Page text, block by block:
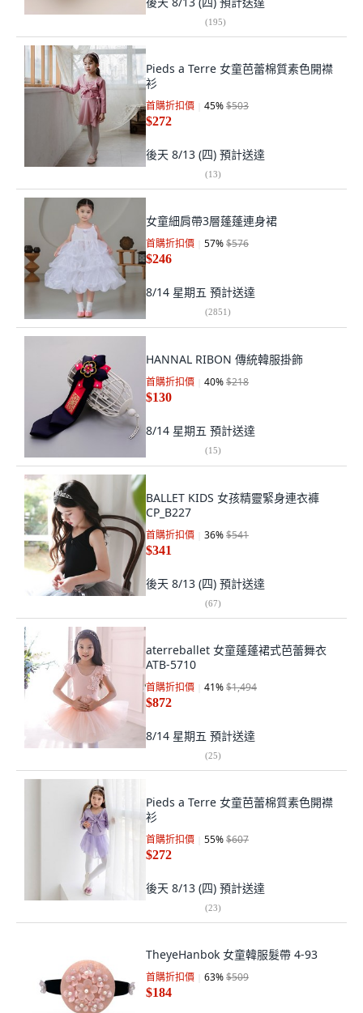
(195)
Pieds a Terre 女童芭蕾棉質素色開襟
衫
首購折扣價 45%$503
$272
後天 8/13 (四) 預計送達
(13)
女童細肩帶3層蓬蓬連身裙
首購折扣價 57%$576
$246
8/14 星期五 預計送達
(2851)
HANNAL RIBON 傳統韓服掛飾
首購折扣價 40%$218
$130
8/14 星期五 預計送達
(15)
BALLET KIDS 女孩精靈緊身連衣褲
CP_B227
首購折扣價 36%$541
$341
後天 8/13 (四) 預計送達
(67)
aterreballet 女童蓬蓬裙式芭蕾舞衣
ATB-5710
首購折扣價 41%$1,494
$872
8/14 星期五 預計送達
(25)
Pieds a Terre 女童芭蕾棉質素色開襟
衫
首購折扣價 55%$607
$272
後天 8/13 (四) 預計送達
(23)
TheyeHanbok 女童韓服髮帶 4-93
首購折扣價 63%$509
$184